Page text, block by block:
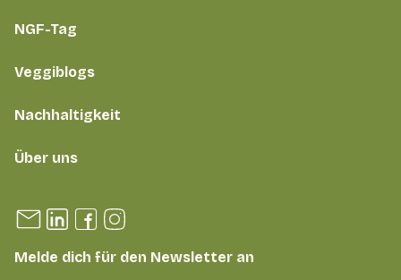
NGF-Tag
Veggiblogs
Nachhaltigkeit
Über uns
Melde dich für den Newsletter an